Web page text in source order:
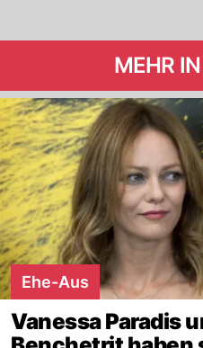
MEHR
Ehe-Aus
Vanessa Paradis